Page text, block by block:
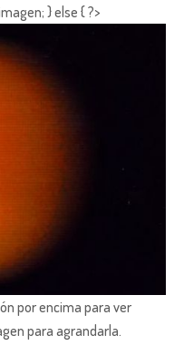
} else { ?>
por encima para ver
para agrandarla.